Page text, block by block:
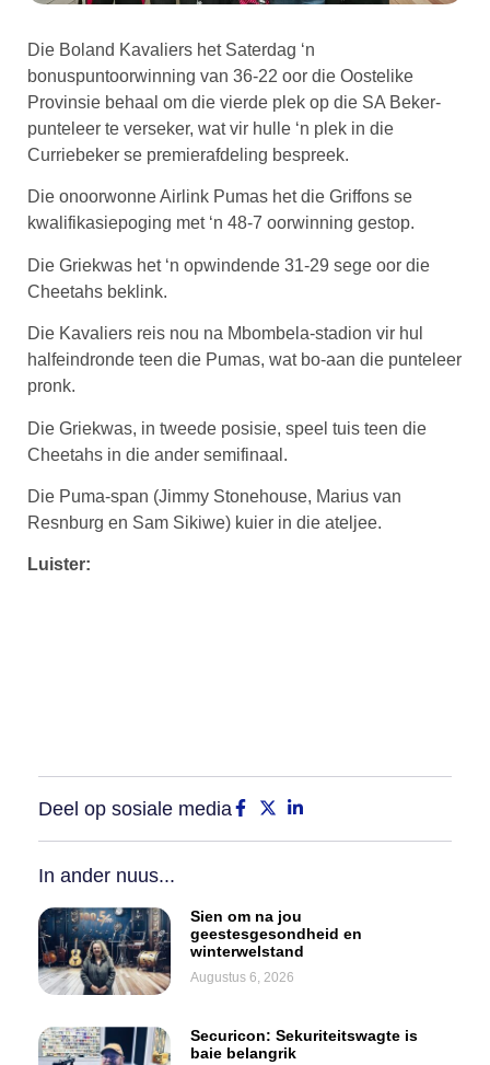
Die Boland Kavaliers het Saterdag ‘n
bonuspuntoorwinning van 36-22 oor die Oostelike
Provinsie behaal om die vierde plek op die SA Beker-
punteleer te verseker, wat vir hulle ‘n plek in die
Curriebeker se premierafdeling bespreek.
Die onoorwonne Airlink Pumas het die Griffons se
kwalifikasiepoging met ‘n 48-7 oorwinning gestop.
Die Griekwas het ‘n opwindende 31-29 sege oor die
Cheetahs beklink.
Die Kavaliers reis nou na Mbombela-stadion vir hul
halfeindronde teen die Pumas, wat bo-aan die punteleer
pronk.
Die Griekwas, in tweede posisie, speel tuis teen die
Cheetahs in die ander semifinaal.
Die Puma-span (Jimmy Stonehouse, Marius van
Resnburg en Sam Sikiwe) kuier in die ateljee.
Luister:
Deel op sosiale media
In ander nuus...
Sien om na jou
geestesgesondheid en
winterwelstand
Augustus 6, 2026
Securicon: Sekuriteitswagte is
baie belangrik